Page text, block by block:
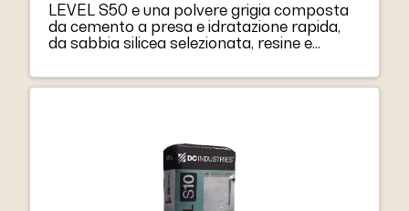
LEVEL S50 e una polvere grigia composta
da cemento a presa e idratazione rapida,
da sabbia silicea selezionata, resine e
LEVEL S50 diventa una malta altamente
fluida, facilmente lavorabile, con una